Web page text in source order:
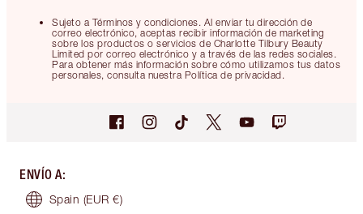
Sujeto a Términos y condiciones. Al enviar tu dirección de
correo electrónico, aceptas recibir información de marketing
sobre los productos o servicios de Charlotte Tilbury Beauty
Limited por correo electrónico y a través de las redes sociales.
Para obtener más información sobre cómo utilizamos tus datos
personales, consulta nuestra Política de privacidad.
ENVÍO A:
Spain (EUR €)